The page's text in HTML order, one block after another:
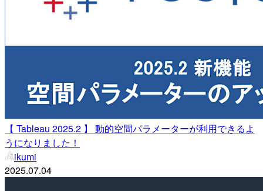
【 Tableau 2025.2 】 動的空間パラメーターが利用できるよ
うになりました！
ikumi
2025.07.04